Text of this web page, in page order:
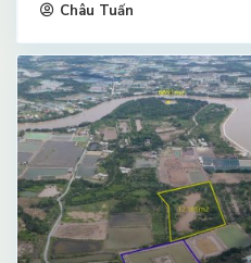
Châu Tuấn